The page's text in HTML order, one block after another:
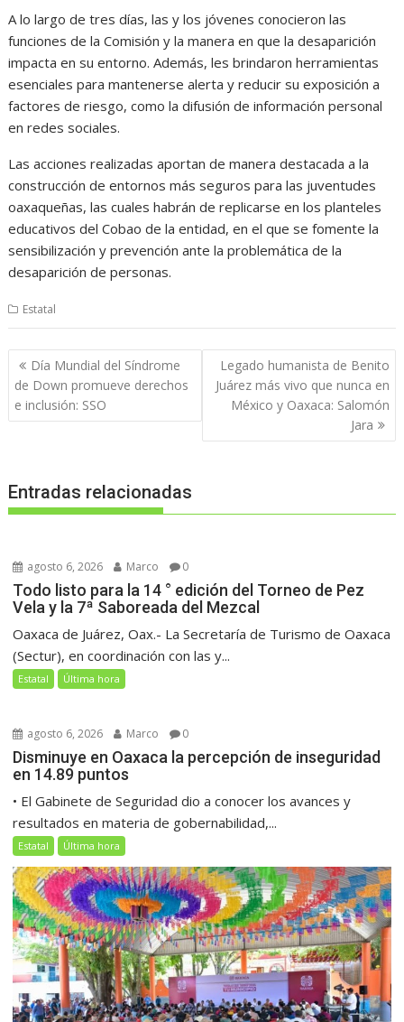
A lo largo de tres días, las y los jóvenes conocieron las
funciones de la Comisión y la manera en que la desaparición
impacta en su entorno. Además, les brindaron herramientas
esenciales para mantenerse alerta y reducir su exposición a
factores de riesgo, como la difusión de información personal
en redes sociales.
Las acciones realizadas aportan de manera destacada a la
construcción de entornos más seguros para las juventudes
oaxaqueñas, las cuales habrán de replicarse en los planteles
educativos del Cobao de la entidad, en el que se fomente la
sensibilización y prevención ante la problemática de la
desaparición de personas.
Estatal
Navegación
de
entradas
Día Mundial del Síndrome
de Down promueve derechos
e inclusión: SSO
Legado humanista de Benito
Juárez más vivo que nunca en
México y Oaxaca: Salomón
Jara
Entradas relacionadas
agosto 6, 2026 Marco 0
Todo listo para la 14 ° edición del Torneo de Pez
Vela y la 7ª Saboreada del Mezcal
Oaxaca de Juárez, Oax.- La Secretaría de Turismo de Oaxaca
(Sectur), en coordinación con las y...
Estatal Última hora
agosto 6, 2026 Marco 0
Disminuye en Oaxaca la percepción de inseguridad
en 14.89 puntos
• El Gabinete de Seguridad dio a conocer los avances y
resultados en materia de gobernabilidad,...
Estatal Última hora